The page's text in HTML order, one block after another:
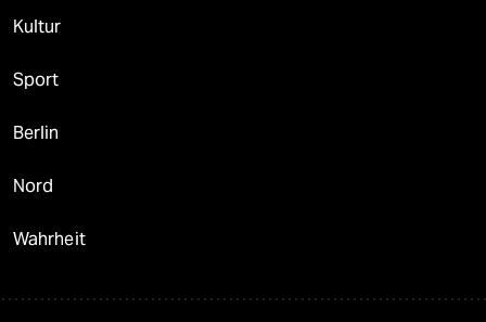
Kultur
Sport
Berlin
Nord
Wahrheit